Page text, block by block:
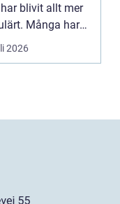
blivit allt mer
Många har
ringar, ...
2026